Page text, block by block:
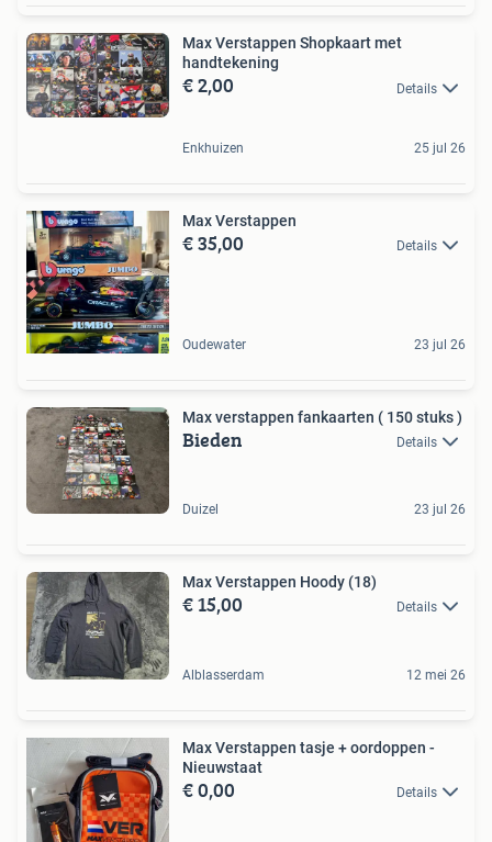
Max Verstappen Shopkaart met
handtekening
€ 2,00 Details
Enkhuizen 25 jul 26
Max Verstappen
€ 35,00 Details
Oudewater 23 jul 26
Max verstappen fankaarten ( 150 stuks )
Bieden Details
Duizel 23 jul 26
Max Verstappen Hoody (18)
€ 15,00 Details
Alblasserdam 12 mei 26
Max Verstappen tasje + oordoppen -
Nieuwstaat
€ 0,00 Details